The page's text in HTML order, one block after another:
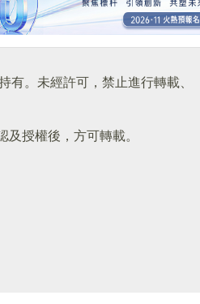
有。未經許可，禁止進行轉載、
及授權後，方可轉載。